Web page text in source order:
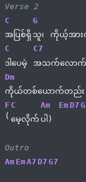
Verse 2
C
အပြစ်ရှိ
G
သူ၊
ကိုယ့်အာ
C
ဒါပေမဲ့
C7
အသက်လောက်
Dm
ကိုယ်တစ်ယောက်တည်း
F
(
C
မေ့လိုက်
Am
ပါ)
EmD7 G
Outro
Am EmA7 D7 G7